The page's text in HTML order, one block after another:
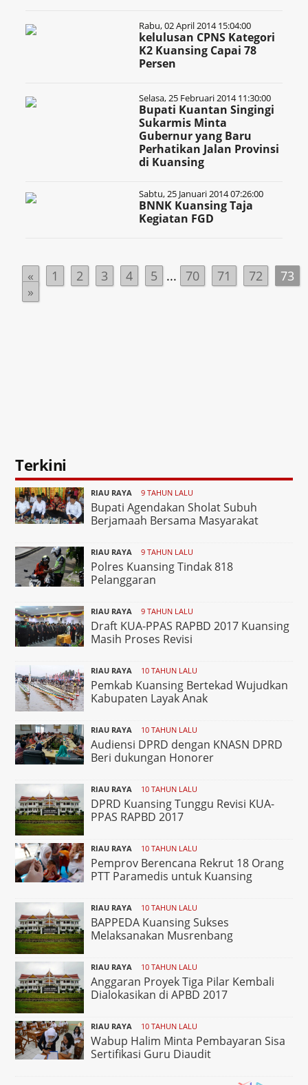
Rabu, 02 April 2014 15:04:00
kelulusan CPNS Kategori
K2 Kuansing Capai 78
Persen
Selasa, 25 Februari 2014 11:30:00
Bupati Kuantan Singingi
Sukarmis Minta
Gubernur yang Baru
Perhatikan Jalan Provinsi
di Kuansing
Sabtu, 25 Januari 2014 07:26:00
BNNK Kuansing Taja
Kegiatan FGD
« 1 2 3 4 5 ... 70 71 72
73
»
Terkini
RIAU RAYA 9 TAHUN LALU
Bupati Agendakan Sholat Subuh
Berjamaah Bersama Masyarakat
RIAU RAYA 9 TAHUN LALU
Polres Kuansing Tindak 818
Pelanggaran
RIAU RAYA 9 TAHUN LALU
Draft KUA-PPAS RAPBD 2017 Kuansing
Masih Proses Revisi
RIAU RAYA 10 TAHUN LALU
Pemkab Kuansing Bertekad Wujudkan
Kabupaten Layak Anak
RIAU RAYA 10 TAHUN LALU
Audiensi DPRD dengan KNASN DPRD
Beri dukungan Honorer
RIAU RAYA 10 TAHUN LALU
DPRD Kuansing Tunggu Revisi KUA-
PPAS RAPBD 2017
RIAU RAYA 10 TAHUN LALU
Pemprov Berencana Rekrut 18 Orang
PTT Paramedis untuk Kuansing
RIAU RAYA 10 TAHUN LALU
BAPPEDA Kuansing Sukses
Melaksanakan Musrenbang
RIAU RAYA 10 TAHUN LALU
Anggaran Proyek Tiga Pilar Kembali
Dialokasikan di APBD 2017
RIAU RAYA 10 TAHUN LALU
Wabup Halim Minta Pembayaran Sisa
Sertifikasi Guru Diaudit